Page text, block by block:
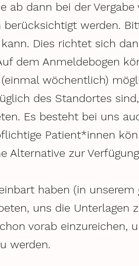
ab dann bei der
werden.
Dies richtet sich
dem Anmeldebogen
wöchentlich)
des Standortes
Es besteht bei uns
Patient*innen
Alternative zur
haben (in unserem
uns die Unterlagen
vorab einzureichen,
werden.